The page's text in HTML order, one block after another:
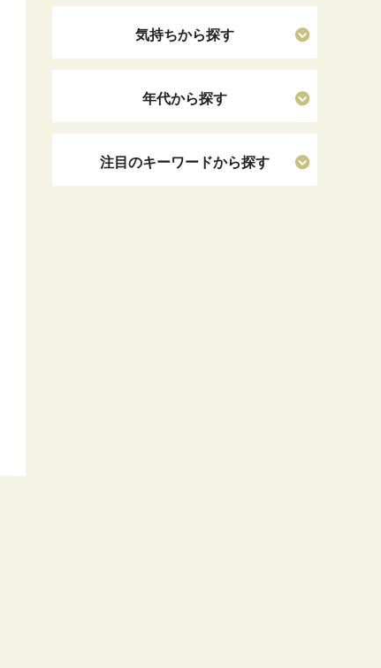
気持ちから探す
年代から探す
注目のキーワードから探す